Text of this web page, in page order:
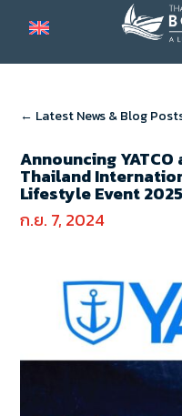
← Latest News & Blog
Announcing
Thailand
Lifestyle Event 2025
ก.ย. 7, 2024